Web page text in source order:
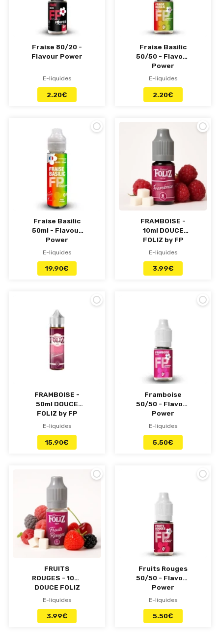
Fraise 80/20 -
Flavour Power
E-liquides
2.20€
Fraise Basilic
50/50 - Flavour
Power
E-liquides
2.20€
Fraise Basilic
50ml - Flavour
Power
E-liquides
19.90€
FRAMBOISE -
10ml DOUCE
FOLIZ by FP
E-liquides
3.99€
FRAMBOISE -
50ml DOUCE
FOLIZ by FP
E-liquides
15.90€
Framboise
50/50 - Flavour
Power
E-liquides
5.50€
FRUITS
ROUGES - 10ml
DOUCE FOLIZ
by FP
E-liquides
3.99€
Fruits Rouges
50/50 - Flavour
Power
E-liquides
5.50€